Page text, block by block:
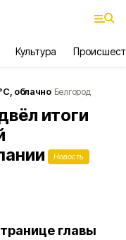
Культура
облачно Белгород
итоги
Новость
главы